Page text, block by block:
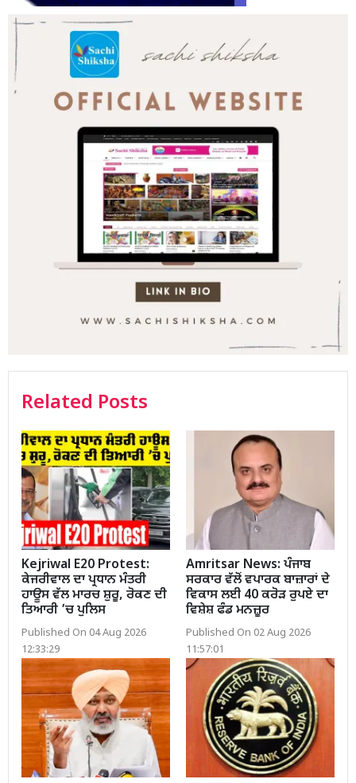
Related Posts
Kejriwal E20 Protest:
ਕੇਜਰੀਵਾਲ ਦਾ ਪ੍ਰਧਾਨ ਮੰਤਰੀ
ਹਾਊਸ ਵੱਲ ਮਾਰਚ ਸ਼ੁਰੂ, ਰੋਕਣ ਦੀ
ਤਿਆਰੀ ’ਚ ਪੁਲਿਸ
Published On 04 Aug 2026
12:33:29
Amritsar News: ਪੰਜਾਬ
ਸਰਕਾਰ ਵੱਲੋਂ ਵਪਾਰਕ ਬਾਜ਼ਾਰਾਂ ਦੇ
ਵਿਕਾਸ ਲਈ 40 ਕਰੋੜ ਰੁਪਏ ਦਾ
ਵਿਸ਼ੇਸ਼ ਫੰਡ ਮਨਜ਼ੂਰ
Published On 02 Aug 2026
11:57:01